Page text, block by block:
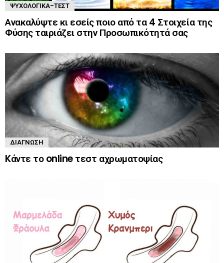
ΨΥΧΟΛΟΓΙΚΆ-ΤΈΣΤ
Ανακαλύψτε κι εσείς ποιο από τα 4 Στοιχεία της
Φύσης ταιριάζει στην Προσωπικότητά σας
ΔΙΆΓΝΩΣΗ
Kάντε το online τεστ αχρωματοψίας